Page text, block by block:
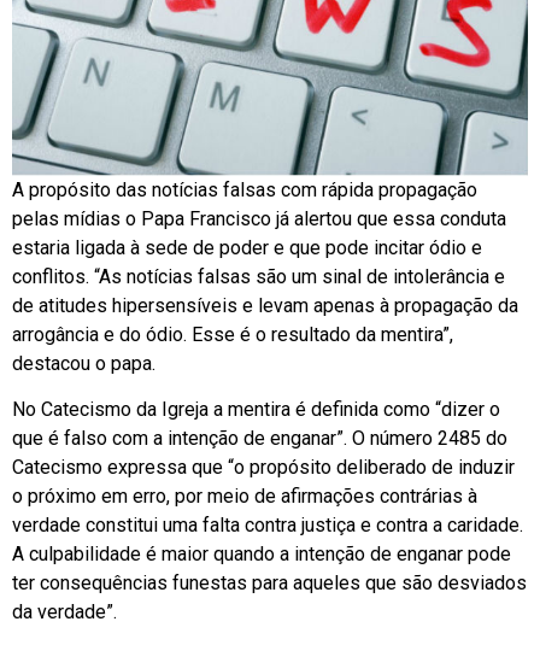
A propósito das notícias falsas com rápida propagação
pelas mídias o Papa Francisco já alertou que essa conduta
estaria ligada à sede de poder e que pode incitar ódio e
conflitos. “As notícias falsas são um sinal de intolerância e
de atitudes hipersensíveis e levam apenas à propagação da
arrogância e do ódio. Esse é o resultado da mentira”,
destacou o papa.
No Catecismo da Igreja a mentira é definida como “dizer o
que é falso com a intenção de enganar”. O número 2485 do
Catecismo expressa que “o propósito deliberado de induzir
o próximo em erro, por meio de afirmações contrárias à
verdade constitui uma falta contra justiça e contra a caridade.
A culpabilidade é maior quando a intenção de enganar pode
ter consequências funestas para aqueles que são desviados
da verdade”.